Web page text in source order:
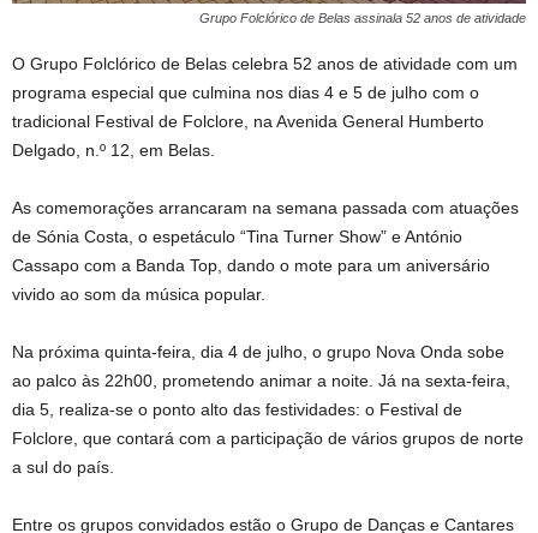
Grupo Folclórico de Belas assinala 52 anos de atividade
O Grupo Folclórico de Belas celebra 52 anos de atividade com um
programa especial que culmina nos dias 4 e 5 de julho com o
tradicional Festival de Folclore, na Avenida General Humberto
Delgado, n.º 12, em Belas.
As comemorações arrancaram na semana passada com atuações
de Sónia Costa, o espetáculo “Tina Turner Show” e António
Cassapo com a Banda Top, dando o mote para um aniversário
vivido ao som da música popular.
Na próxima quinta-feira, dia 4 de julho, o grupo Nova Onda sobe
ao palco às 22h00, prometendo animar a noite. Já na sexta-feira,
dia 5, realiza-se o ponto alto das festividades: o Festival de
Folclore, que contará com a participação de vários grupos de norte
a sul do país.
Entre os grupos convidados estão o Grupo de Danças e Cantares